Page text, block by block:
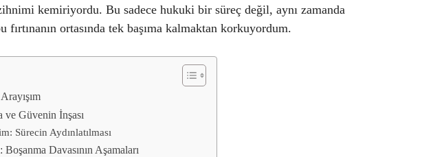
kemiriyordu. Bu sadece hukuki bir süreç değil, aynı zamanda
fırtınanın ortasında tek başıma kalmaktan korkuyordum.
ve Güvenin İnşası
Sürecin Aydınlatılması
Davasının Aşamaları